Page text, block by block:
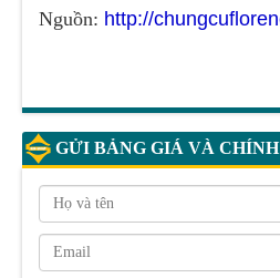
Nguồn: http://
GỬI BẢNG GIÁ VÀ